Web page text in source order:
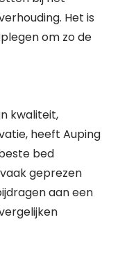
Het is
om zo de
kwaliteit,
heeft Auping
bed
geprezen
aan een